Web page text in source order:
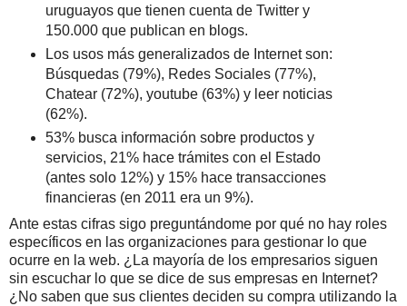
uruguayos que tienen cuenta de Twitter y
150.000 que publican en blogs.
Los usos más generalizados de Internet son:
Búsquedas (79%), Redes Sociales (77%),
Chatear (72%), youtube (63%) y leer noticias
(62%).
53% busca información sobre productos y
servicios, 21% hace trámites con el Estado
(antes solo 12%) y 15% hace transacciones
financieras (en 2011 era un 9%).
Ante estas cifras sigo preguntándome por qué no hay roles
específicos en las organizaciones para gestionar lo que
ocurre en la web. ¿La mayoría de los empresarios siguen
sin escuchar lo que se dice de sus empresas en Internet?
¿No saben que sus clientes deciden su compra utilizando la